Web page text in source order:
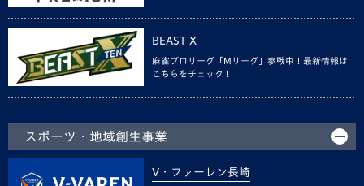
BEAST X
麻雀プロリーグ「Mリーグ」参戦中！最新情報は
こちらをチェック！
スポーツ・地域創生事業
V・ファーレン長崎